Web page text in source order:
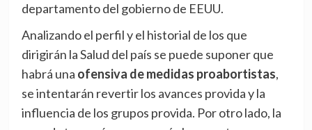
departamento del gobierno de EEUU.
Analizando el perfil y el historial de los que
dirigirán la Salud del país se puede suponer que
habrá una ofensiva de medidas proabortistas,
se intentarán revertir los avances provida y la
influencia de los grupos provida. Por otro lado, la